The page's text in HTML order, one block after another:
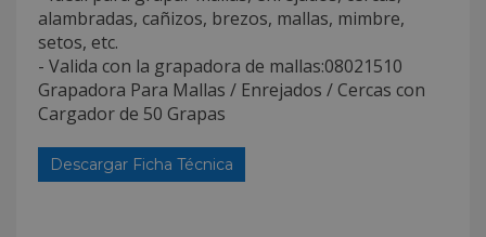
alambradas, cañizos, brezos, mallas, mimbre,
setos, etc.
- Valida con la grapadora de mallas:08021510
Grapadora Para Mallas / Enrejados / Cercas con
Cargador de 50 Grapas
Descargar Ficha Técnica